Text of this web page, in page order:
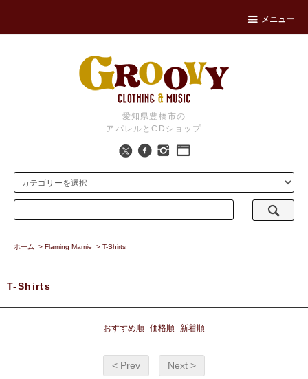
メニュー
愛知県豊橋市の
アパレルとCDショップ
ホーム > Flaming Mamie > T-Shirts
T-Shirts
おすすめ順 価格順 新着順
< Prev Next >